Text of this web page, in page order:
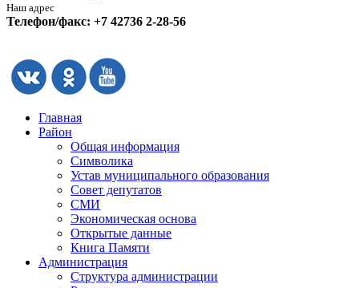
Наш адрес
Телефон/факс: +7 42736 2-28-56
Главная
Район
Общая информация
Символика
Устав муниципального образования
Совет депутатов
СМИ
Экономическая основа
Открытые данные
Книга Памяти
Администрация
Структура администрации